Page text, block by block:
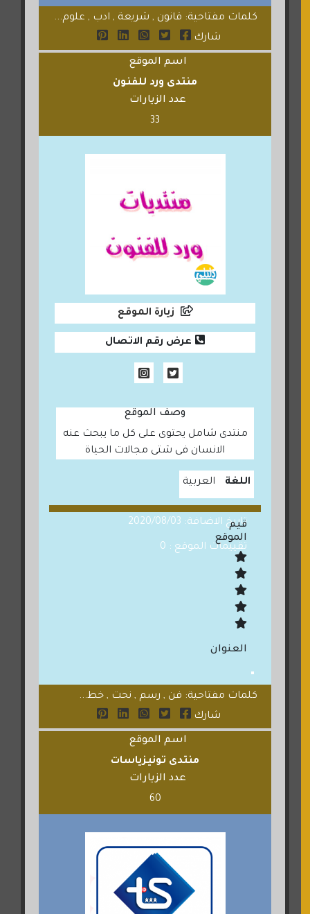
كلمات مفتاحية: قانون , شريعة , ادب , علوم...
شارك
اسم الموقع
منتدى ورد للفنون
عدد الزيارات
33
زيارة الموقع
عرض رقم الاتصال
وصف الموقع
منتدى شامل يحتوى على كل ما يبحث عنه
الانسان فى شتى مجالات الحياة
اللغة العربية
تاريخ الاضافة: 2020/08/03
تقييمات الموقع : 0
قيم
الموقع
العنوان
كلمات مفتاحية: فن , رسم , نحت , خط...
شارك
اسم الموقع
منتدى تونيزياسات
عدد الزيارات
60